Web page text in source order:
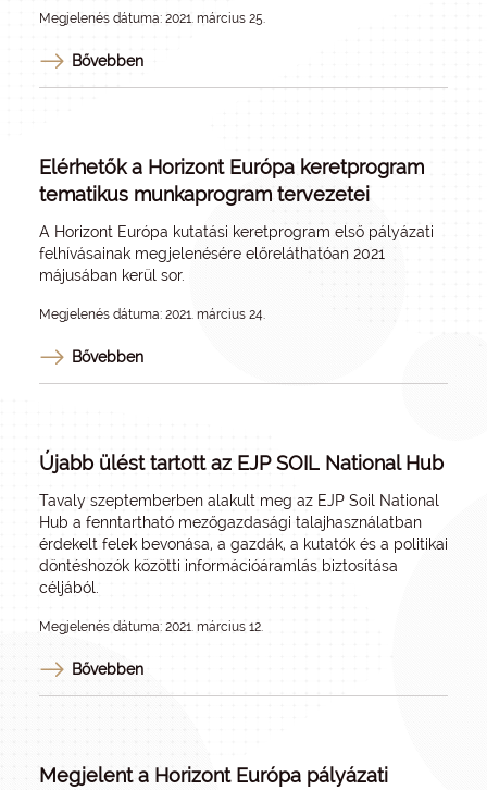
Megjelenés dátuma: 2021. március 25.
Bővebben
Elérhetők a Horizont Európa keretprogram
tematikus munkaprogram tervezetei
A Horizont Európa kutatási keretprogram első pályázati
felhívásainak megjelenésére előreláthatóan 2021
májusában kerül sor.
Megjelenés dátuma: 2021. március 24.
Bővebben
Újabb ülést tartott az EJP SOIL National Hub
Tavaly szeptemberben alakult meg az EJP Soil National
Hub a fenntartható mezőgazdasági talajhasználatban
érdekelt felek bevonása, a gazdák, a kutatók és a politikai
döntéshozók közötti információáramlás biztosítása
céljából.
Megjelenés dátuma: 2021. március 12.
Bővebben
Megjelent a Horizont Európa pályázati